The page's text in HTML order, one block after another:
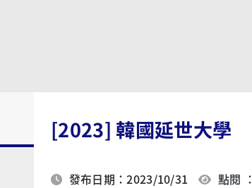
[2023] 韓國延世大學
發布日期：2023/10/31 點閱 ：